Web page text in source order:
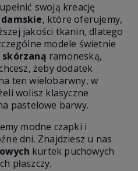
swoją kreację
damskie, które oferujemy,
jakości tkanin, dlatego
modele świetnie
skórzaną ramoneską,
żeby dodatek
ten wielobarwny, w
wolisz klasyczne
pastelowe barwy.
modne czapki i
dni. Znajdziesz u nas
kurtek puchowych
płaszczy.